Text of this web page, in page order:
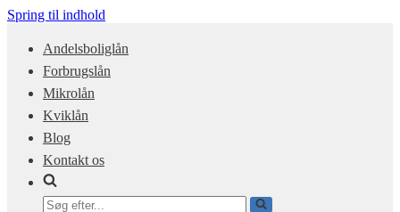
Spring til indhold
Andelsboliglån
Forbrugslån
Mikrolån
Kviklån
Blog
Kontakt os
Søg